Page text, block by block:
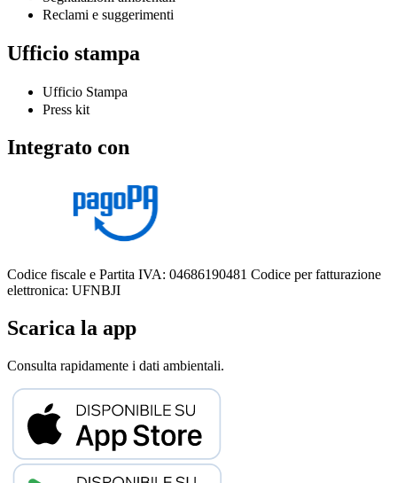
Reclami e suggerimenti
Ufficio stampa
Ufficio Stampa
Press kit
Integrato con
Codice fiscale e Partita IVA: 04686190481 Codice per fatturazione
elettronica: UFNBJI
Scarica la app
Consulta rapidamente i dati ambientali.